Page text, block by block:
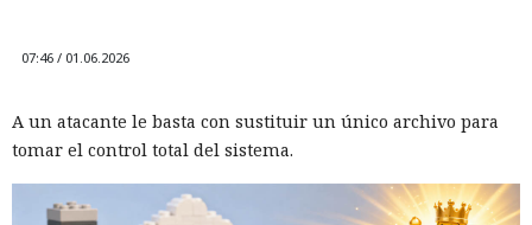
07:46 / 01.06.2026
A un atacante le basta con sustituir un único archivo para
tomar el control total del sistema.